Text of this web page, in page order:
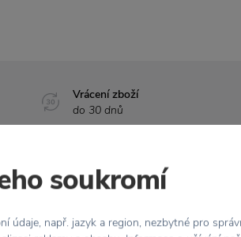
Vrácení zboží
do 30 dnů
soukromí
údaje, např. jazyk a region, nezbytné pro